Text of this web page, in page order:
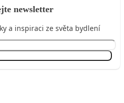
newsletter
a inspiraci ze světa bydlení